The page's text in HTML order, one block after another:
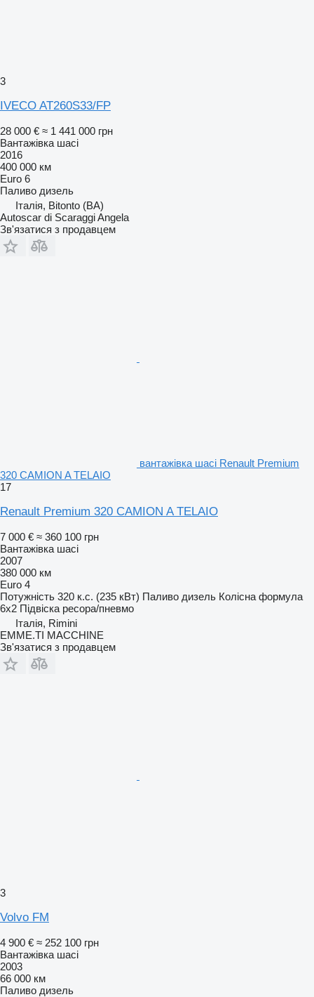
3
IVECO AT260S33/FP
28 000 € ≈ 1 441 000 грн
Вантажівка шасі
2016
400 000 км
Euro 6
Паливо дизель
Італія, Bitonto (BA)
Autoscar di Scaraggi Angela
Зв'язатися з продавцем
вантажівка шасі Renault Premium
320 CAMION A TELAIO
17
Renault Premium 320 CAMION A TELAIO
7 000 € ≈ 360 100 грн
Вантажівка шасі
2007
380 000 км
Euro 4
Потужність 320 к.с. (235 кВт) Паливо дизель Колісна формула
6x2 Підвіска ресора/пневмо
Італія, Rimini
EMME.TI MACCHINE
Зв'язатися з продавцем
3
Volvo FM
4 900 € ≈ 252 100 грн
Вантажівка шасі
2003
66 000 км
Паливо дизель